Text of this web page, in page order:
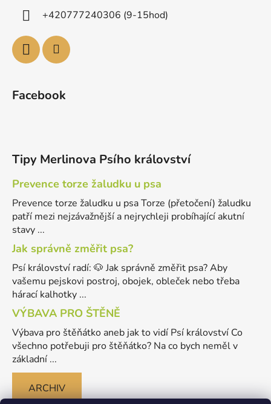
+420777240306 (9-15hod)
Facebook
Tipy Merlinova Psího království
Prevence torze žaludku u psa
Prevence torze žaludku u psa Torze (přetočení) žaludku
patří mezi nejzávažnější a nejrychleji probíhající akutní
stavy ...
Jak správně změřit psa?
Psí království radí: 🐶 Jak správně změřit psa? Aby
vašemu pejskovi postroj, obojek, obleček nebo třeba
hárací kalhotky ...
VÝBAVA PRO ŠTĚNĚ
Výbava pro štěňátko aneb jak to vidí Psí království Co
všechno potřebuji pro štěňátko? Na co bych neměl v
základní ...
ARCHIV